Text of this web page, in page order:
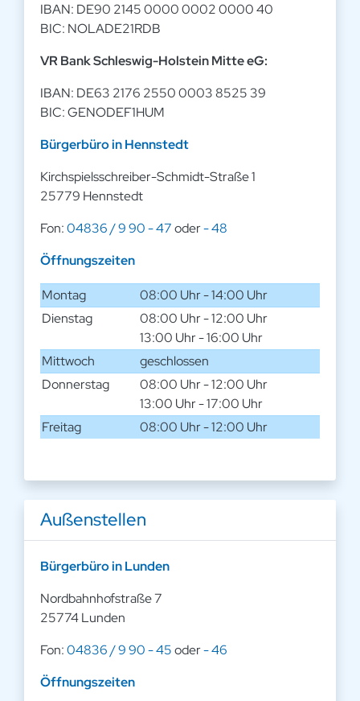
IBAN: DE90 2145 0000 0002 0000 40
BIC: NOLADE21RDB
VR Bank Schleswig-Holstein Mitte eG:
IBAN: DE63 2176 2550 0003 8525 39
BIC: GENODEF1HUM
Bürgerbüro in Hennstedt
Kirchspielsschreiber-Schmidt-Straße 1
25779 Hennstedt
Fon:04836 / 9 90 - 47oder- 48
Öffnungszeiten
Montag
08:00 Uhr - 14:00 Uhr
Dienstag
08:00 Uhr - 12:00 Uhr
13:00 Uhr - 16:00 Uhr
Mittwoch
geschlossen
Donnerstag
08:00 Uhr - 12:00 Uhr
13:00 Uhr - 17:00 Uhr
Freitag
08:00 Uhr - 12:00 Uhr
Außenstellen
Bürgerbüro in Lunden
Nordbahnhofstraße 7
25774 Lunden
Fon:04836 / 9 90 - 45oder- 46
Öffnungszeiten